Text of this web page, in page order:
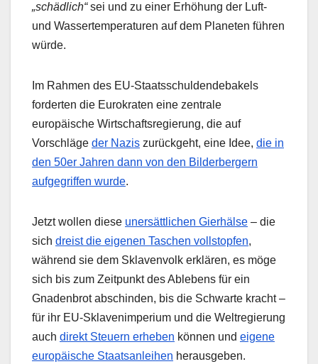
„schädlich“sei und zu einer Erhöhung der Luft-
und Wassertemperaturen auf dem Planeten führen
würde.
Im Rahmen des EU-Staatsschuldendebakels
forderten die Eurokraten eine zentrale
europäische Wirtschaftsregierung, die auf
Vorschläge der Nazis zurückgeht, eine Idee, die in
den 50er Jahren dann von den Bilderbergern
aufgegriffen wurde.
Jetzt wollen diese unersättlichen Gierhälse – die
sich dreist die eigenen Taschen vollstopfen,
während sie dem Sklavenvolk erklären, es möge
sich bis zum Zeitpunkt des Ablebens für ein
Gnadenbrot abschinden, bis die Schwarte kracht –
für ihr EU-Sklavenimperium und die Weltregierung
auch direkt Steuern erheben können und eigene
europäische Staatsanleihen herausgeben.